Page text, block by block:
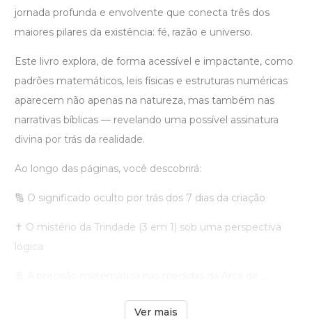
jornada profunda e envolvente que conecta três dos
maiores pilares da existência: fé, razão e universo.
Este livro explora, de forma acessível e impactante, como
padrões matemáticos, leis físicas e estruturas numéricas
aparecem não apenas na natureza, mas também nas
narrativas bíblicas — revelando uma possível assinatura
divina por trás da realidade.
Ao longo das páginas, você descobrirá:
🔢 O significado oculto por trás dos 7 dias da criação
✝️ O mistério da Trindade (3 em 1) sob uma perspectiva
lógica
Ver mais